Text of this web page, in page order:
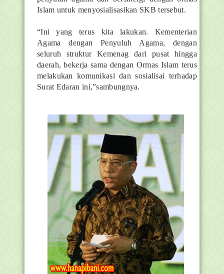
Islam untuk menyosialisasikan SKB tersebut.
“Ini yang terus kita lakukan. Kementerian
Agama dengan Penyuluh Agama, dengan
seluruh struktur Kemenag dari pusat hingga
daerah, bekerja sama dengan Ormas Islam terus
melakukan komunikasi dan sosialisai terhadap
Surat Edaran ini,”sambungnya.